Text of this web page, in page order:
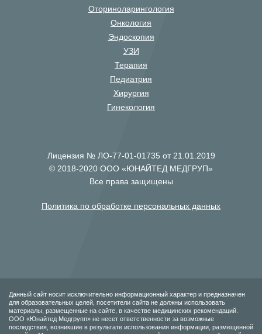
Оториноларингология
Онкология
Эндоскопия
УЗИ
Терапия
Педиатрия
Хирургия
Гинекология
Лицензия № ЛО-77-01-01735 от 21.01.2019
© 2018-2020 ООО «ЮНАЙТЕД МЕДГРУП»
Все права защищены
Политика по обработке персональных данных
Данный сайт носит исключительно информационный характер и предназначен
для образовательных целей, посетители сайта не должны использовать
материалы, размещенные на сайте, в качестве медицинских рекомендаций.
ООО «Юнайтед Медгрупп» не несет ответственности за возможные
последствия, возникшие в результате использования информации, размещенной